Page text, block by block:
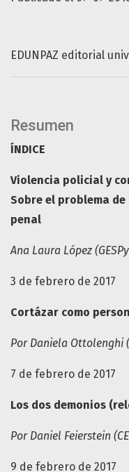
EDUNPAZ editorial
Resumen
ÍNDICE
Violencia policial y
Sobre el problema
penal
Ana Laura López
3 de febrero de 2017
Cortázar como
Por Daniela Ottolenghi
7 de febrero de
Los dos demonios
Por Daniel Feierstein
9 de